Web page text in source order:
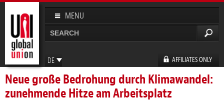
Direkt
zum
Inhalt
MENU
DE
EN
FR
AFFILIATES ONLY
Suchformular
Neue große Bedrohung durch Klimawandel:
zunehmende Hitze am Arbeitsplatz